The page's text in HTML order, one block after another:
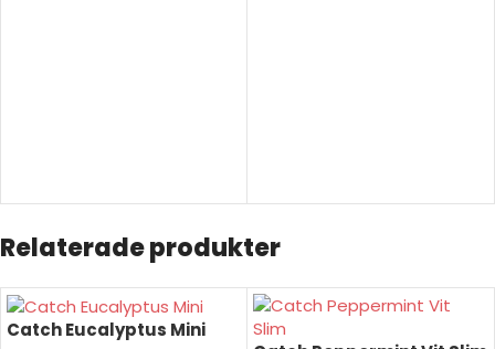
Relaterade produkter
Catch Eucalyptus Mini